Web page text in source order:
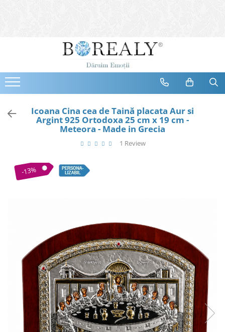
Bijuterii
Cercei
Bratari
Coliere
Destinatari
Bijuterii Femei
Cele mai noi
Cele mai vandute
Cele mai votate
Cu video
Pret
0 Lei - 100 Lei
100 Lei - 200 Lei
Icoana Cina cea de Taină placata Aur si
Argint 925 Ortodoxa 25 cm x 19 cm -
Meteora - Made in Grecia
1 Review
-13%